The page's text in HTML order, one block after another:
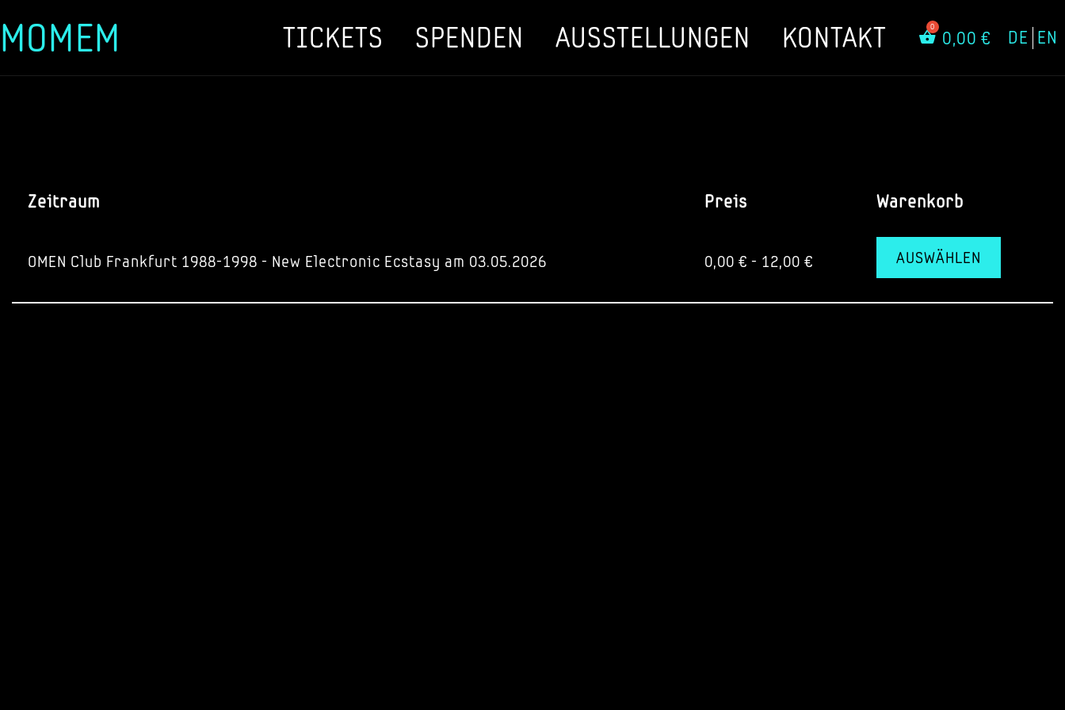
Zum
MOMEM TICKETS SPENDEN AUSSTELLUNGEN KONTAKT 0,00 € DE EN
Zeitraum Preis Warenkorb
OMEN Club Frankfurt 1988-1998 - New Electronic Ecstasy am 03.05.2026 0,00 € - 12,00 € AUSWÄHLEN